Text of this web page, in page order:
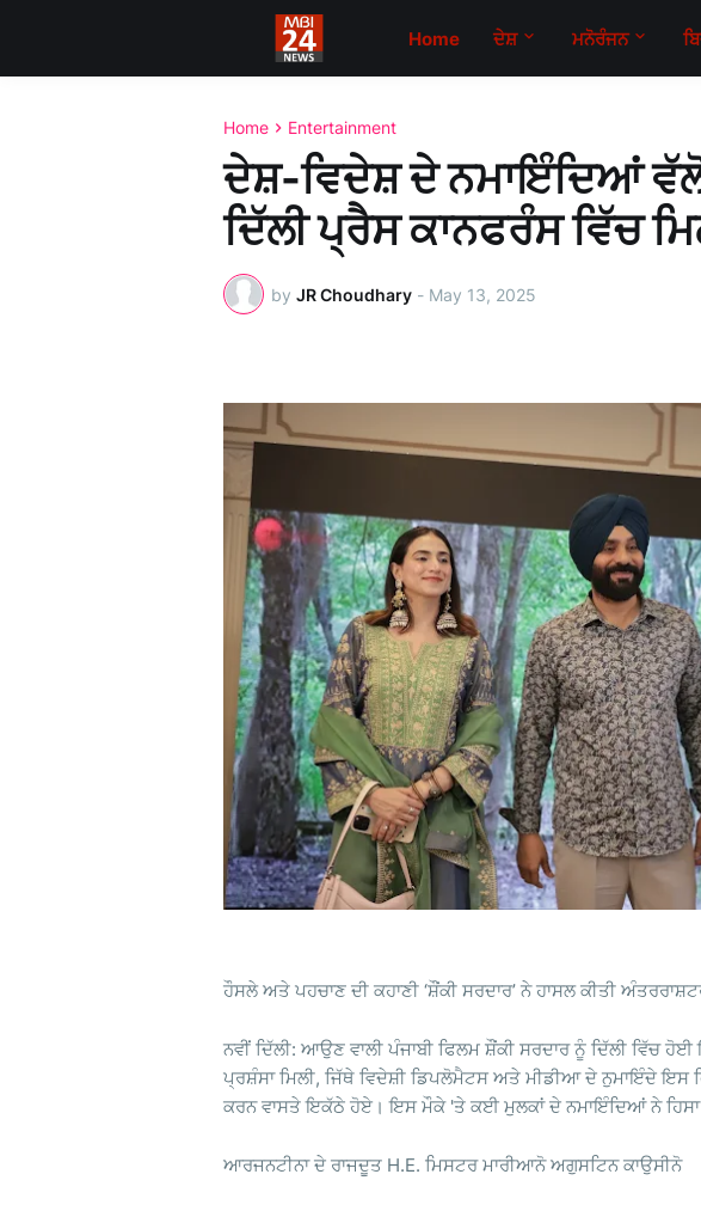
Home ਦੇਸ਼ ਮਨੋਰੰਜਨ
Home Entertainment
ਦੇਸ਼-ਵਿਦੇਸ਼ ਦੇ ਨਮਾਇੰਦਿਆਂ ਵੱਲੋਂ
ਦਿੱਲੀ ਪ੍ਰੈਸ ਕਾਨਫਰੰਸ ਵਿੱਚ
by JR Choudhary - May 13, 2025
ਹੌਸਲੇ ਅਤੇ ਪਹਚਾਣ ਦੀ ਕਹਾਣੀ ‘ਸ਼ੌਂਕੀ ਸਰਦਾਰ’ ਨੇ ਹਾਸਲ ਕੀਤੀ
ਨਵੀਂ ਦਿੱਲੀ: ਆਉਣ ਵਾਲੀ ਪੰਜਾਬੀ ਫਿਲਮ ਸ਼ੌਂਕੀ ਸਰਦਾਰ ਨੂੰ ਦਿੱਲੀ ਵਿੱਚ
ਪ੍ਰਸ਼ੰਸਾ ਮਿਲੀ, ਜਿੱਥੇ ਵਿਦੇਸ਼ੀ ਡਿਪਲੋਮੈਟਸ ਅਤੇ ਮੀਡੀਆ ਦੇ ਨੁਮਾਇੰਦੇ ਇਸ
ਕਰਨ ਵਾਸਤੇ ਇਕੱਠੇ ਹੋਏ। ਇਸ ਮੌਕੇ 'ਤੇ ਕਈ ਮੁਲਕਾਂ ਦੇ ਨਮਾਇੰਦਿਆਂ ਨੇ ਹਿਸਾ
ਆਰਜਨਟੀਨਾ ਦੇ ਰਾਜਦੂਤ H.E. ਮਿਸਟਰ ਮਾਰੀਆਨੋ ਅਗੁਸਟਿਨ ਕਾਉਸੀਨੋ